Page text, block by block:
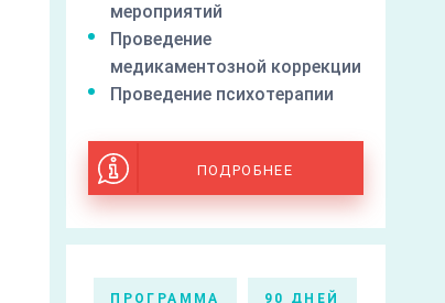
мероприятий
Проведение
медикаментозной коррекции
Проведение психотерапии
ПОДРОБНЕЕ
ПРОГРАММА 90 ДНЕЙ